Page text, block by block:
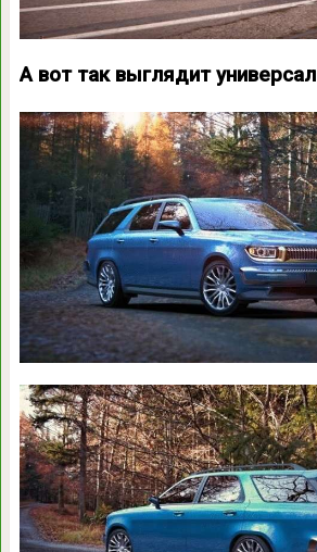
А вот так выглядит универсал